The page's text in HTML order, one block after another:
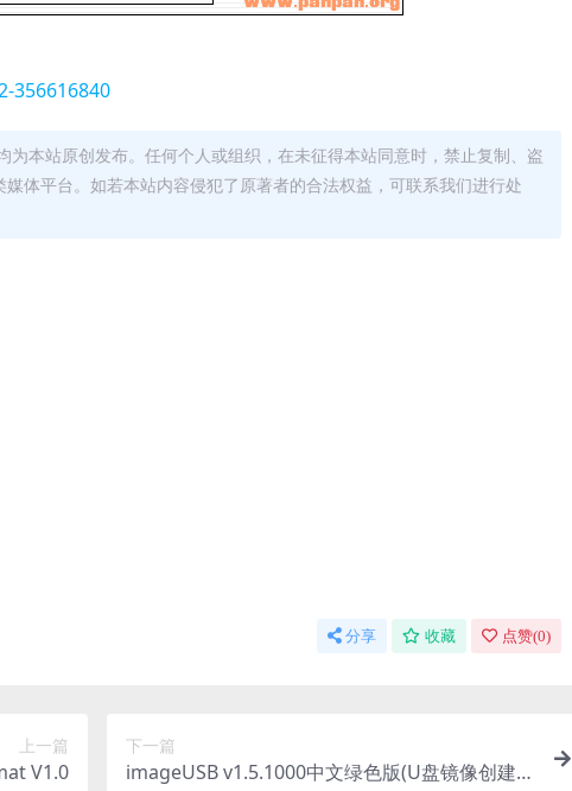
356616840
为本站原创发布。任何个人或组织，在未征得本站同意时，禁止复制、盗
体平台。如若本站内容侵犯了原著者的合法权益，可联系我们进行处
分享 收藏 点赞(0)
上一篇
V1.0
下一篇
imageUSB v1.5.1000中文绿色版(U盘镜像创建批